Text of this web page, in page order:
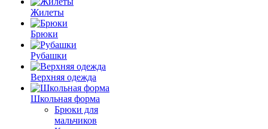
Жилеты
Брюки
Рубашки
Верхняя одежда
Школьная форма
Брюки для
мальчиков